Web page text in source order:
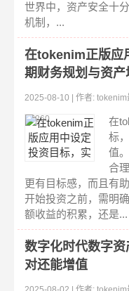
世界中，资产安全十
机制，...
在tokenim正版应
期财务规划与资产
2025-08-10 | 作者: tokenim
览:260
在
标
值
合
更有目标感，而且有
开始投资之前，需明
额收益的积累，还是...
数字化时代数字
对还能增值